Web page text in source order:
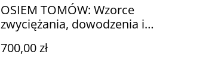
OSIEM TOMÓW: Wzorce
zwyciężania, dowodzenia i
700,00 zł